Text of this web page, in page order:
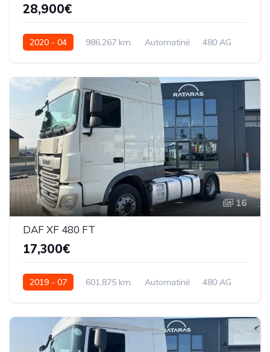
28,900€
2020 - 04 986,267 km. Automatinė
480 AG
16
DAF XF 480 FT
17,300€
2019 - 07 601,875 km. Automatinė
480 AG